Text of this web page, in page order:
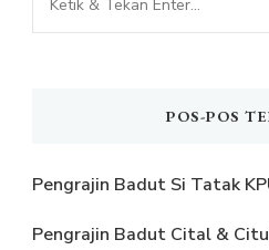
Sesuatu?
POS-POS
Pengrajin Badut Si Tatak
Pengrajin Badut Cital &